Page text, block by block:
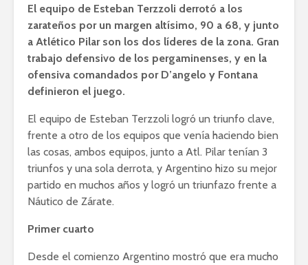
El equipo de Esteban Terzzoli derrotó a los
zarateños por un margen altísimo, 90 a 68, y junto
a Atlético Pilar son los dos líderes de la zona. Gran
trabajo defensivo de los pergaminenses, y en la
ofensiva comandados por D’angelo y Fontana
definieron el juego.
El equipo de Esteban Terzzoli logró un triunfo clave,
frente a otro de los equipos que venía haciendo bien
las cosas, ambos equipos, junto a Atl. Pilar tenían 3
triunfos y una sola derrota, y Argentino hizo su mejor
partido en muchos años y logró un triunfazo frente a
Náutico de Zárate.
Primer cuarto
Desde el comienzo Argentino mostró que era mucho